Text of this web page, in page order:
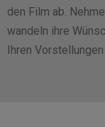
den Film ab.
wandeln ihre
Ihren